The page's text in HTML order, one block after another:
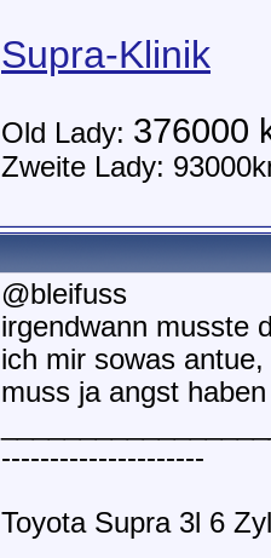
Supra-Klinik
Old Lady: 376000
Zweite Lady:
@bleifuss
irgendwann musste
ich mir sowas
muss ja angst
---------------------
Toyota Supra 3l 6